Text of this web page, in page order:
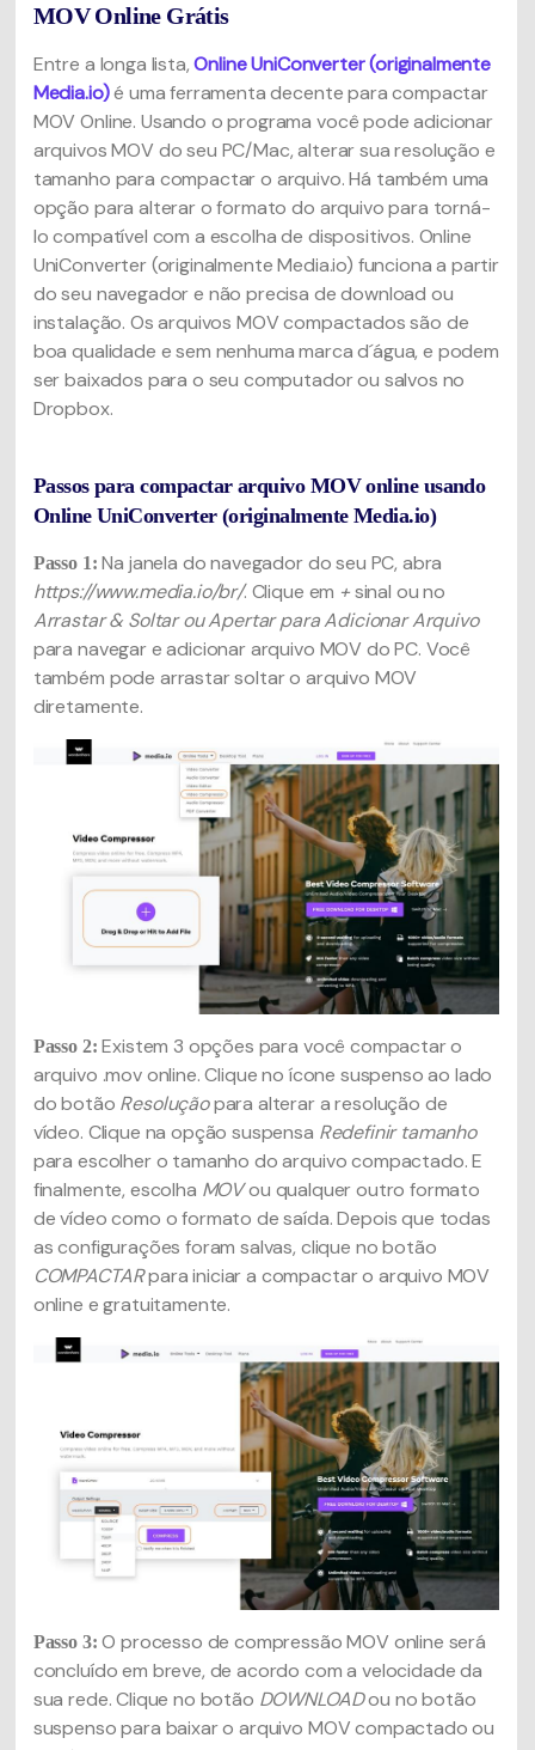
MOV Online Grátis
Entre a longa lista,Online UniConverter (originalmente
Media.io)é uma ferramenta decente para compactar
MOV Online. Usando o programa você pode adicionar
arquivos MOV do seu PC/Mac, alterar sua resolução e
tamanho para compactar o arquivo. Há também uma
opção para alterar o formato do arquivo para torná-
lo compatível com a escolha de dispositivos. Online
UniConverter (originalmente Media.io) funciona a partir
do seu navegador e não precisa de download ou
instalação. Os arquivos MOV compactados são de
boa qualidade e sem nenhuma marca d´água, e podem
ser baixados para o seu computador ou salvos no
Dropbox.
Passos para compactar arquivo MOV online usando
Online UniConverter (originalmente Media.io)
Passo 1: Na janela do navegador do seu PC, abra
https://www.media.io/br/. Clique em +sinal ou no
Arrastar & Soltar ou Apertar para Adicionar Arquivo
para navegar e adicionar arquivo MOV do PC. Você
também pode arrastar soltar o arquivo MOV
diretamente.
Passo 2: Existem 3 opções para você compactar o
arquivo .mov online. Clique no ícone suspenso ao lado
do botão Resoluçãopara alterar a resolução de
vídeo. Clique na opção suspensa Redefinir tamanho
para escolher o tamanho do arquivo compactado. E
finalmente, escolha MOVou qualquer outro formato
de vídeo como o formato de saída. Depois que todas
as configurações foram salvas, clique no botão
COMPACTARpara iniciar a compactar o arquivo MOV
online e gratuitamente.
Passo 3: O processo de compressão MOV online será
concluído em breve, de acordo com a velocidade da
sua rede. Clique no botão DOWNLOADou no botão
suspenso para baixar o arquivo MOV compactado ou